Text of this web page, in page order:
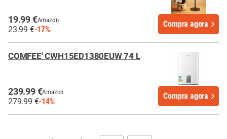
19.99 €Amazon
23.99 €-17%
Compra agora
COMFEE' CWH15ED1380EUW 74 L
239.99 €Amazon
279.99 €-14%
Compra agora